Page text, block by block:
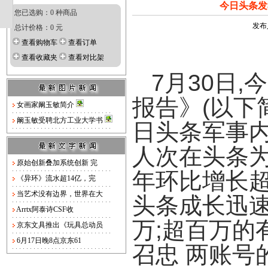
您已选购：0 种商品
总计价格：0 元
查看购物车
查看订单
查看收藏夹
查看对比架
女画家阚玉敏简介
阚玉敏受聘北方工业大学书
原始创新叠加系统创新 完
《异环》流水超14亿，完
当艺术没有边界，世界在大
Arrtx阿泰诗CSF收
京东文具推出《玩具总动员
6月17日晚8点京东61
今日头条
发布
7月30日,
报告》(以下
日头条军事
人次在头条
年环比增长
头条成长迅
万;超百万的
召忠 两账号